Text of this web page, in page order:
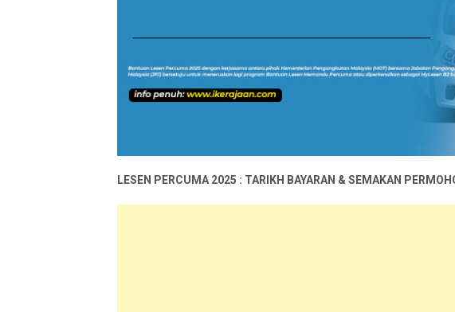
LESEN PERCUMA 2025 : TARIKH BAYARAN & SEMAKAN